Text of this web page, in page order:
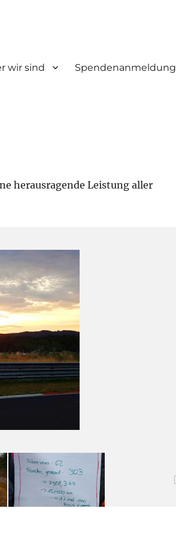
wir sind Spendenanmeldung
herausragende Leistung aller